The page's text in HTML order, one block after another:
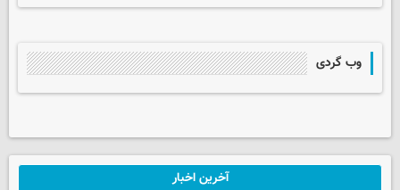
وب گردی
آخرین اخبار